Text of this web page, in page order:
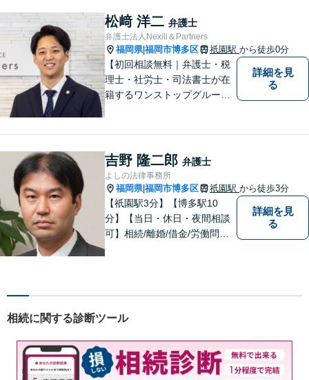
等複数士業の知識が必要な案
件を一括して対応。九州トッ
プクラスの豊富な実績。
松﨑 洋二 弁護士
弁護士法人Nexill＆Partners
福岡県|福岡市博多区 祇園駅 から徒歩0分
【初回相談無料｜弁護士・税
理士・社労士・司法書士が在
籍するワンストップグルー
等複数士業の知識が必要な案
件を一括して対応。九州トッ
プクラスの豊富な実績。
詳細を見
る
吉野 隆二郎 弁護士
よしの法律事務所
福岡県|福岡市博多区 祇園駅 から徒歩3分
【祇園駅3分】【博多駅10
分】【当日・休日・夜間相談
可】相続/離婚/借金/労働問題/
りうかがい、円滑な解決のた
しております。
詳細を見
る
相続に関する診断ツール